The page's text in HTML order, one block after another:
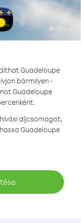
Guadeloupe
bármilyen -
Guadeloupe
díjcsomagot,
Guadeloupe